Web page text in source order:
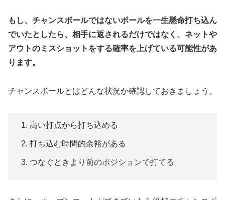
もし、チャンスボールではないボールを一生懸命打ち込ん
でいたとしたら、相手に返されるだけではなく、ネットや
アウトのミスショットをする確率を上げている可能性があ
ります。
チャンスボールとはどんな状況か確認しておきましょう。
高い打点から打ち込める
打ち込む時間的余裕がある
つなぐときより前のポジションで打てる